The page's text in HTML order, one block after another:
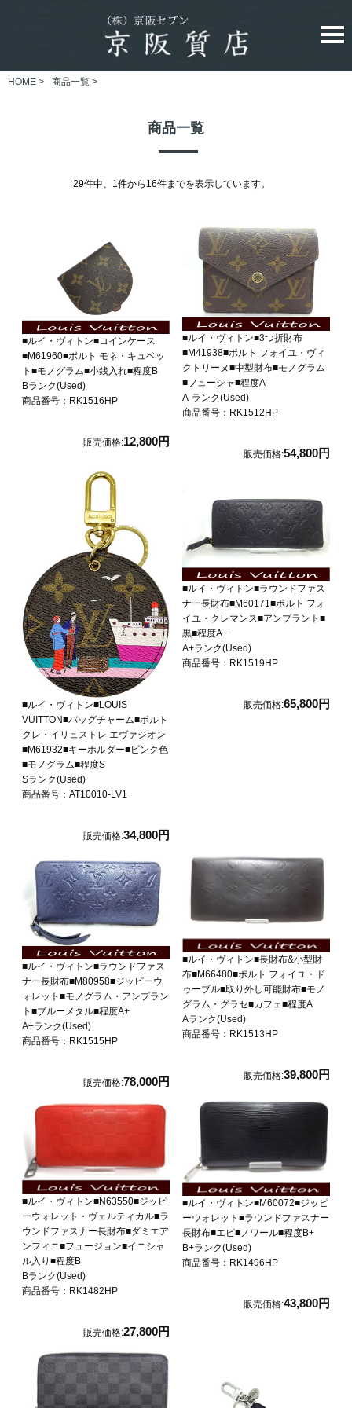
HOME > 商品一覧 >
商品一覧
29件中、1件から16件までを表示しています。
■ルイ・ヴィトン■コインケース
■M61960■ポルト モネ・キュベッ
ト■モノグラム■小銭入れ■程度B
Bランク(Used)
商品番号：RK1516HP
販売価格:12,800円
■ルイ・ヴィトン■3つ折財布
■M41938■ポルト フォイユ・ヴィ
クトリーヌ■中型財布■モノグラム
■フューシャ■程度A-
A-ランク(Used)
商品番号：RK1512HP
販売価格:54,800円
■ルイ・ヴィトン■LOUIS
VUITTON■バッグチャーム■ポルト
クレ・イリュストレ エヴァジオン
■M61932■キーホルダー■ピンク色
■モノグラム■程度S
Sランク(Used)
商品番号：AT10010-LV1
販売価格:34,800円
■ルイ・ヴィトン■ラウンドファス
ナー長財布■M60171■ポルト フォ
イユ・クレマンス■アンプラント■
黒■程度A+
A+ランク(Used)
商品番号：RK1519HP
販売価格:65,800円
■ルイ・ヴィトン■ラウンドファス
ナー長財布■M80958■ジッピーウ
ォレット■モノグラム・アンプラン
ト■ブルーメタル■程度A+
A+ランク(Used)
商品番号：RK1515HP
販売価格:78,000円
■ルイ・ヴィトン■長財布&小型財
布■M66480■ポルト フォイユ・ド
ゥーブル■取り外し可能財布■モノ
グラム・グラセ■カフェ■程度A
Aランク(Used)
商品番号：RK1513HP
販売価格:39,800円
■ルイ・ヴィトン■N63550■ジッピ
ーウォレット・ヴェルティカル■ラ
ウンドファスナー長財布■ダミエア
ンフィニ■フュージョン■イニシャ
ル入り■程度B
Bランク(Used)
商品番号：RK1482HP
販売価格:27,800円
■ルイ・ヴィトン■M60072■ジッピ
ーウォレット■ラウンドファスナー
長財布■エピ■ノワール■程度B+
B+ランク(Used)
商品番号：RK1496HP
販売価格:43,800円